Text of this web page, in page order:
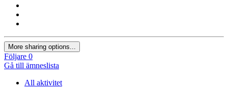
More sharing options...
Följare 0
Gå till ämneslista
All aktivitet